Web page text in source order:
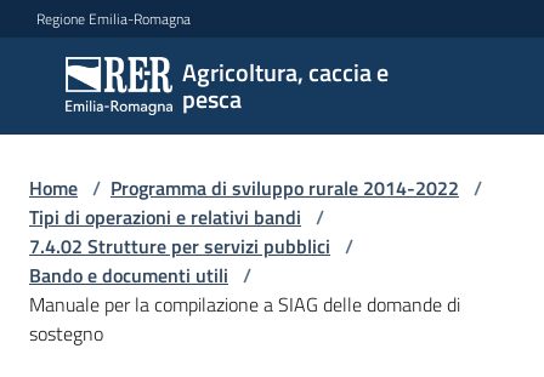
Vai al contenuto
Vai alla navigazione
Vai al footer
Regione Emilia-Romagna
Agricoltura, caccia e
pesca
Agricoltura,
caccia e
pesca
Argomenti
Novità
Home / Programma di sviluppo rurale 2014-2022 /
Tipi di operazioni e relativi bandi /
7.4.02 Strutture per servizi pubblici /
Bando e documenti utili /
Manuale per la compilazione a SIAG delle domande di
sostegno